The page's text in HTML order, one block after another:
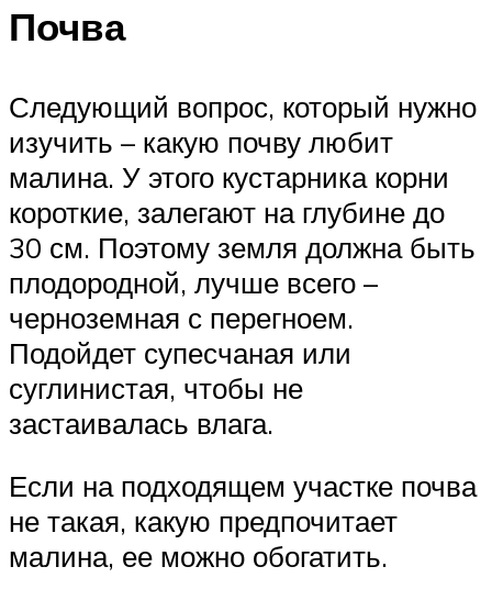
Почва
Следующий вопрос, который нужно
изучить – какую почву любит
малина. У этого кустарника корни
короткие, залегают на глубине до
30 см. Поэтому земля должна быть
плодородной, лучше всего –
черноземная с перегноем.
Подойдет супесчаная или
суглинистая, чтобы не
застаивалась влага.
Если на подходящем участке почва
не такая, какую предпочитает
малина, ее можно обогатить.